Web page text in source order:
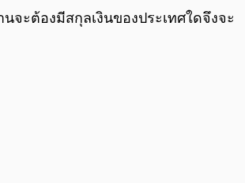
จะต้องมีสกุลเงินของประเทศใดจึงจะ